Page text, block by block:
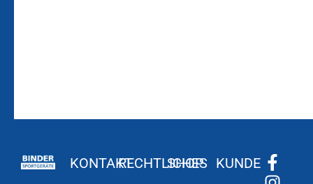
KONTAKTRECHTLICHES
SHOP KUNDE